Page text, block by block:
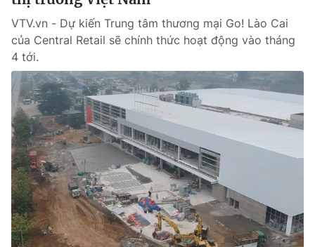
VTV.vn - Dự kiến Trung tâm thương mại Go! Lào Cai
của Central Retail sẽ chính thức hoạt động vào tháng
4 tới.